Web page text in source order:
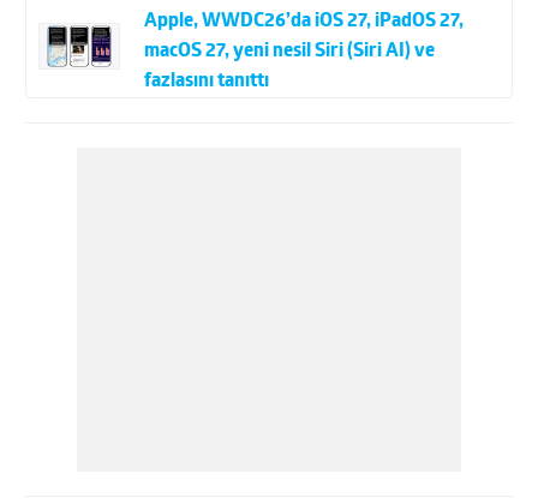
Apple, WWDC26’da iOS 27, iPadOS 27,
macOS 27, yeni nesil Siri (Siri AI) ve
fazlasını tanıttı